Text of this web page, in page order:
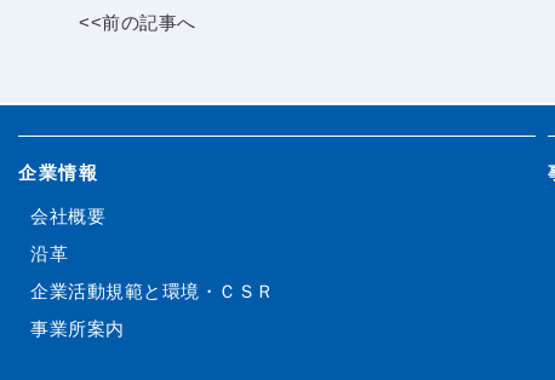
<<前の記事へ
企業情報
会社概要
沿革
企業活動規範と環境・ＣＳＲ
事業所案内